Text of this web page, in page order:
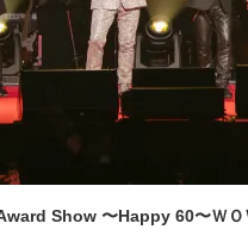
Show 〜Happy 60〜ＷＯ